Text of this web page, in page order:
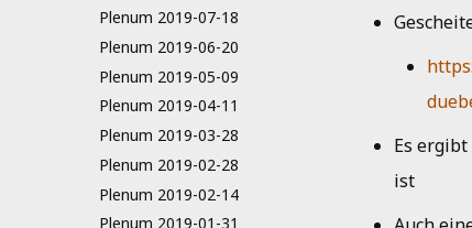
Plenum 2019-07-18
Plenum 2019-06-20
Plenum 2019-05-09
Plenum 2019-04-11
Plenum 2019-03-28
Plenum 2019-02-28
Plenum 2019-02-14
Plenum 2019-01-31
Es
ist